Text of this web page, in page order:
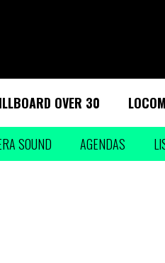
OVER 30
SOUND AGENDAS